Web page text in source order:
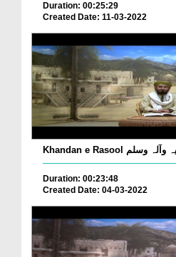
Duration: 00:25:29
Created Date: 11-03-2022
Duration: 00:23:48
Created Date: 04-03-2022